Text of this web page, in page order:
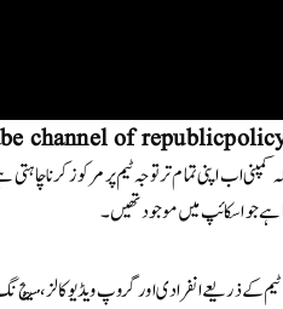
channel of
کمپنی اب اپنی تمام تر توجہ ٹیم پر مرکوز کرنا
جو اسکائپ میں موجود تھیں۔
کے ذریعے انفرادی اورگروپ ویڈیو کالز،